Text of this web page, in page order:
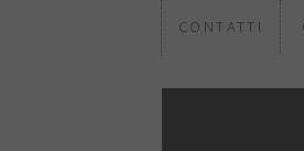
CONTATTI